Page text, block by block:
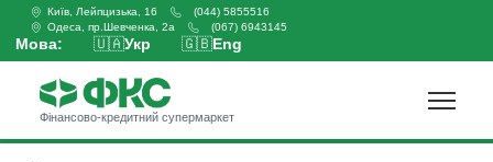
Київ, Лейпцизька, 16
(044) 5855516
Одеса, пр.Шевченка, 2а
(067) 6943145
Мова: 🇺🇦Укр 🇬🇧Eng
Фінансово-кредитний супермаркет